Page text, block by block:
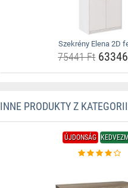
Szekrény Elena 2D
75441 Ft
INNE PRODUKTY Z
ÚJDONSÁG